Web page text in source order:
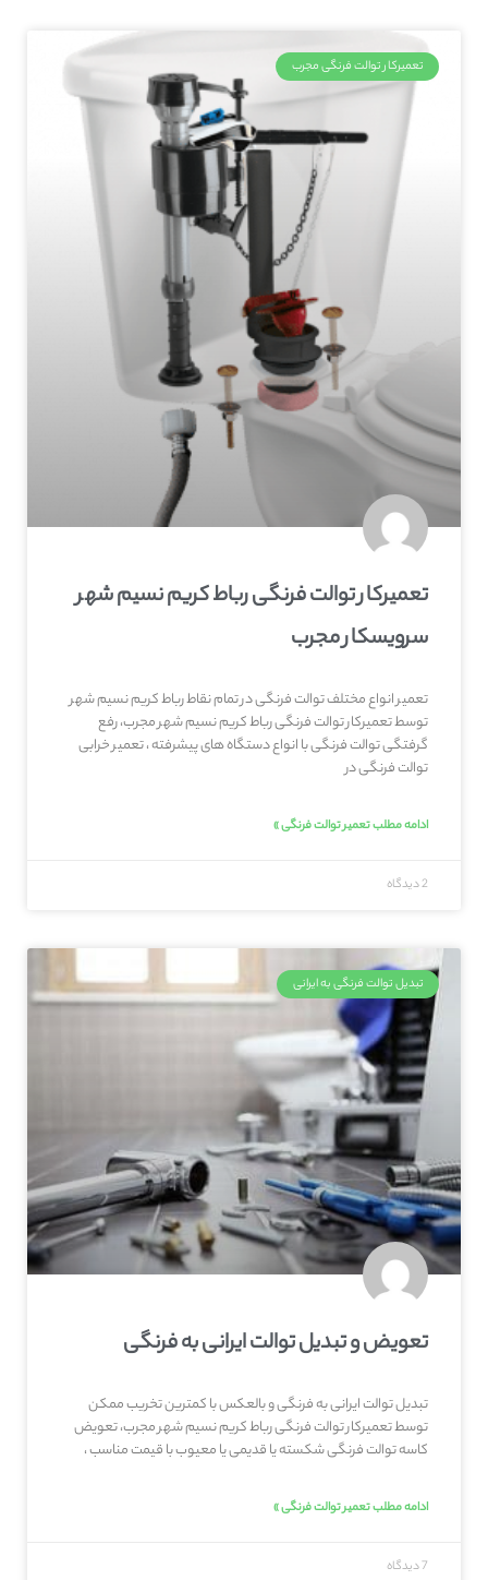
تعمیرکار توالت فرنگی مجرب
تعمیرکار توالت فرنگی رباط کریم نسیم شهر
سرویسکار مجرب
تعمیر انواع مختلف توالت فرنگی در تمام نقاط رباط کریم نسیم شهر
توسط تعمیرکار توالت فرنگی رباط کریم نسیم شهر مجرب، رفع
گرفتگی توالت فرنگی با انواع دستگاه های پیشرفته ، تعمیر خرابی
توالت فرنگی در
ادامه مطلب تعمیر توالت فرنگی »
2 دیدگاه
تبدیل توالت فرنگی به ایرانی
تعویض و تبدیل توالت ایرانی به فرنگی
تبدیل توالت ایرانی به فرنگی و بالعکس با کمترین تخریب ممکن
توسط تعمیرکار توالت فرنگی رباط کریم نسیم شهر مجرب، تعویض
کاسه توالت فرنگی شکسته یا قدیمی یا معیوب با قیمت مناسب ،
ادامه مطلب تعمیر توالت فرنگی »
7 دیدگاه